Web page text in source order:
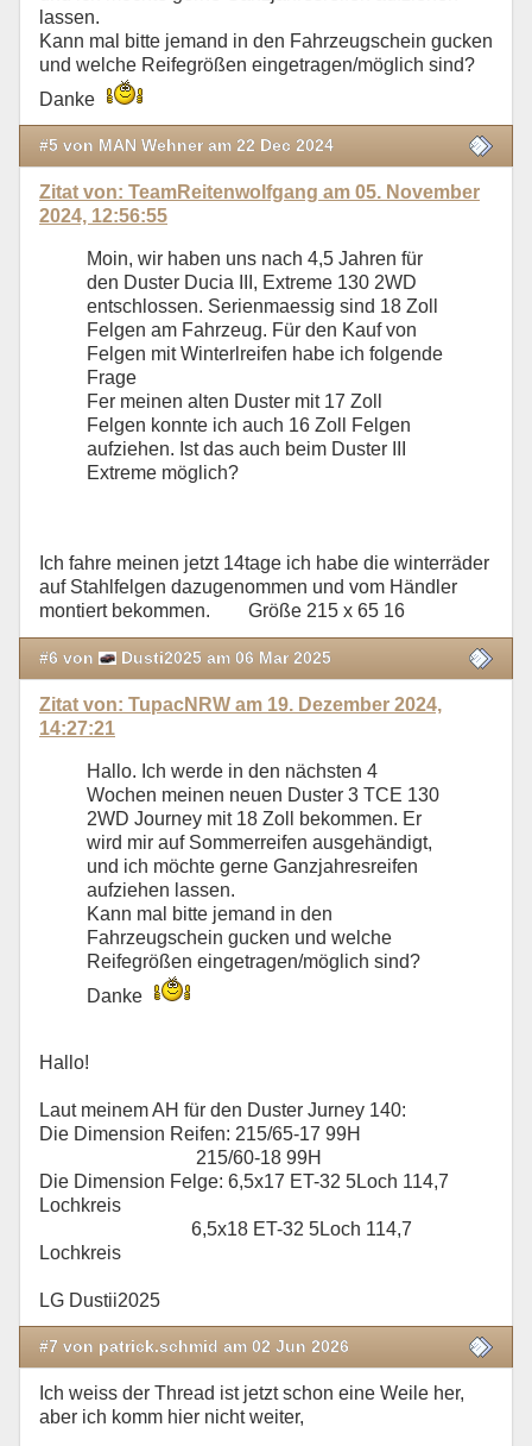
lassen.
Kann mal bitte jemand in den Fahrzeugschein gucken
und welche Reifegrößen eingetragen/möglich sind?
Danke
#5 von MAN Wehner am 22 Dec 2024
Zitat von: TeamReitenwolfgang am 05. November
2024, 12:56:55
Moin, wir haben uns nach 4,5 Jahren für
den Duster Ducia III, Extreme 130 2WD
entschlossen. Serienmaessig sind 18 Zoll
Felgen am Fahrzeug. Für den Kauf von
Felgen mit Winterlreifen habe ich folgende
Frage
Fer meinen alten Duster mit 17 Zoll
Felgen konnte ich auch 16 Zoll Felgen
aufziehen. Ist das auch beim Duster III
Extreme möglich?
Ich fahre meinen jetzt 14tage ich habe die winterräder
auf Stahlfelgen dazugenommen und vom Händler
montiert bekommen. Größe 215 x 65 16
#6 von Dusti2025 am 06 Mar 2025
Zitat von: TupacNRW am 19. Dezember 2024,
14:27:21
Hallo. Ich werde in den nächsten 4
Wochen meinen neuen Duster 3 TCE 130
2WD Journey mit 18 Zoll bekommen. Er
wird mir auf Sommerreifen ausgehändigt,
und ich möchte gerne Ganzjahresreifen
aufziehen lassen.
Kann mal bitte jemand in den
Fahrzeugschein gucken und welche
Reifegrößen eingetragen/möglich sind?
Danke
Hallo!
Laut meinem AH für den Duster Jurney 140:
Die Dimension Reifen: 215/65-17 99H
215/60-18 99H
Die Dimension Felge: 6,5x17 ET-32 5Loch 114,7
Lochkreis
6,5x18 ET-32 5Loch 114,7
Lochkreis
LG Dustii2025
#7 von patrick.schmid am 02 Jun 2026
Ich weiss der Thread ist jetzt schon eine Weile her,
aber ich komm hier nicht weiter,